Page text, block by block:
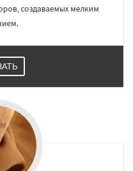
×
Красково
создаваемых мелким
×